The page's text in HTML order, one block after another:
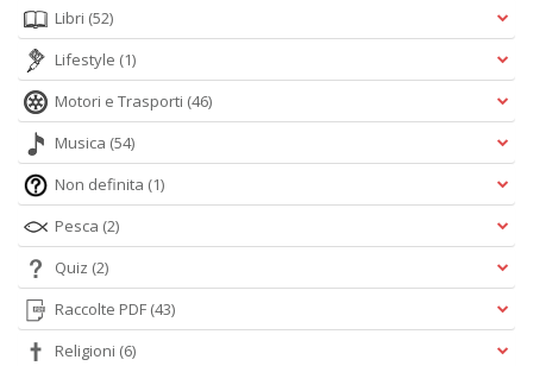
Libri (52)
Lifestyle (1)
Motori e Trasporti (46)
Musica (54)
Non definita (1)
Pesca (2)
Quiz (2)
Raccolte PDF (43)
Religioni (6)